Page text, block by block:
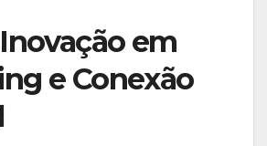
em
e Conexão